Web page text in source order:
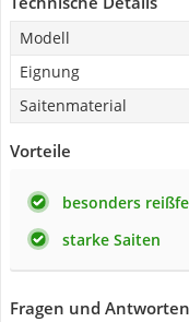
Modell
Eignung
Saitenmaterial
Vorteile
besonders
starke Saiten
Fragen und